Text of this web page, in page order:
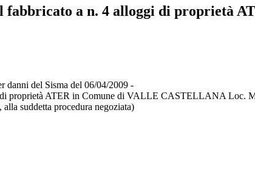
fabbricato a n. 4 alloggi di proprietà
danni del Sisma del 06/04/2009 -
di proprietà ATER in Comune di VALLE CASTELLANA Loc.
suddetta procedura negoziata)